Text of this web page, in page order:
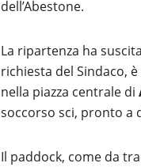
dell’Abestone.
La ripartenza ha
richiesta del Sindaco,
nella piazza centrale di
soccorso sci, pronto a
Il paddock, come da